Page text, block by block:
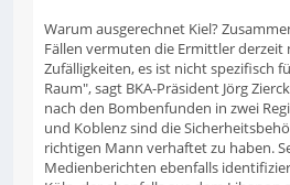
Warum ausgerechnet Kiel?
Fällen vermuten die Ermittler derzeit
Zufälligkeiten, es ist nicht spezifisch
Raum", sagt BKA-Präsident Jörg
nach den Bombenfunden in zwei
und Koblenz sind die
richtigen Mann verhaftet zu haben.
Medienberichten ebenfalls